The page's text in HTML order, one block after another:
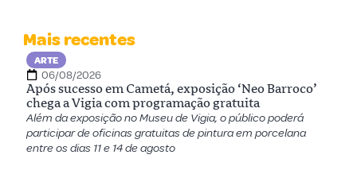
Mais recentes
ARTE
06/08/2026
Após sucesso em Cametá, exposição ‘Neo Barroco’
chega a Vigia com programação gratuita
Além da exposição no Museu de Vigia, o público poderá
participar de oficinas gratuitas de pintura em porcelana
entre os dias 11 e 14 de agosto